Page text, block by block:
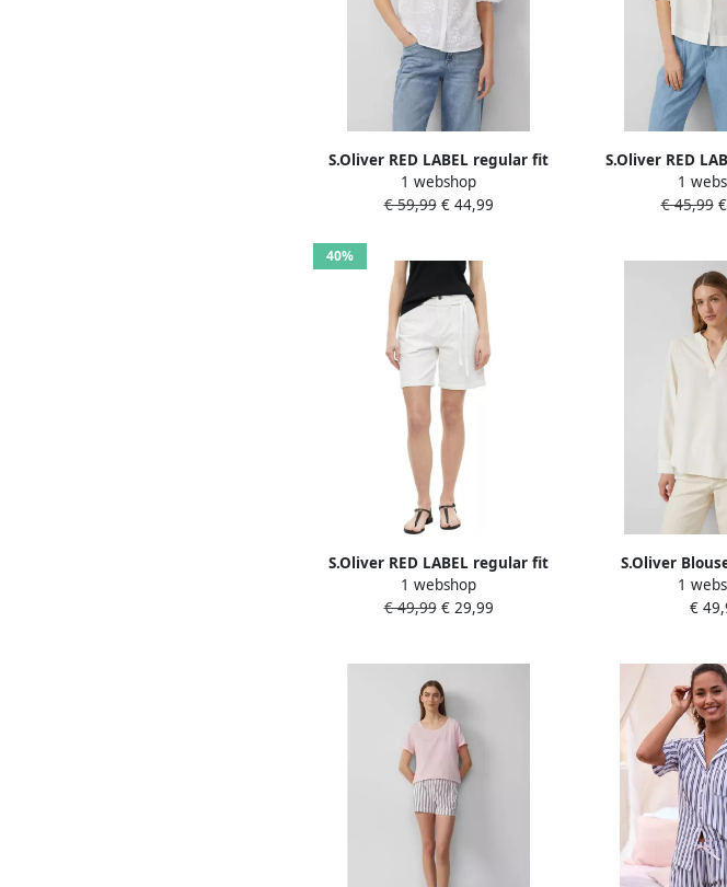
S.Oliver RED LABEL regular fit
blouse van puur katoen
1 webshop
€ 59,99€ 44,99
S.Oliver RED
1
€ 45,99€
40%
S.Oliver RED LABEL regular fit
korte jeans van katoenmix
1 webshop
€ 49,99€ 29,99
S.Oliver
mouwen
1
€